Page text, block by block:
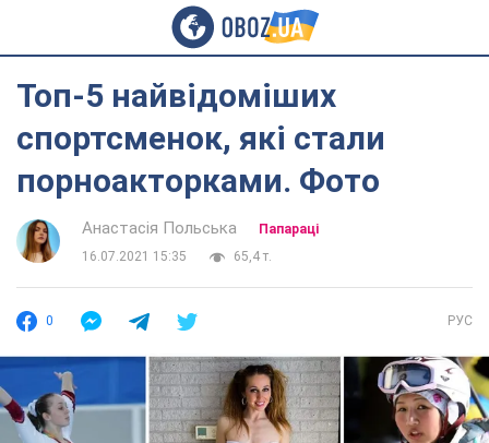
Топ-5 найвідоміших
спортсменок, які стали
порноакторками. Фото
Анастасія Польська
Папараці
16.07.2021 15:35
65,4 т.
0 РУС